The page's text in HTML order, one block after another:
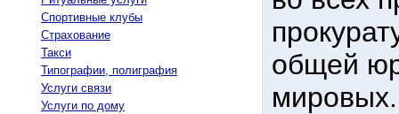
Спортивные клубы
Страхование
Такси
Типографии, полиграфия
Услуги связи
Услуги по дому
общей
мировых.